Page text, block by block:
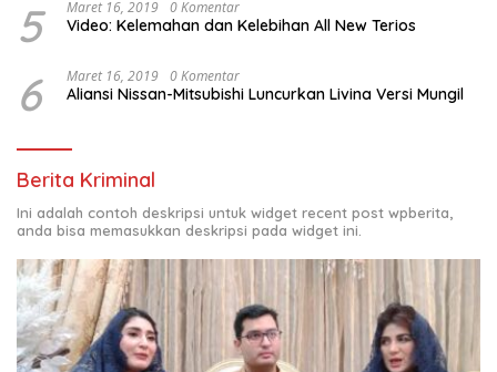
5 Maret 16, 2019 0 Komentar
Video: Kelemahan dan Kelebihan All New Terios
6 Maret 16, 2019 0 Komentar
Aliansi Nissan-Mitsubishi Luncurkan Livina Versi Mungil
Berita Kriminal
Ini adalah contoh deskripsi untuk widget recent post wpberita,
anda bisa memasukkan deskripsi pada widget ini.